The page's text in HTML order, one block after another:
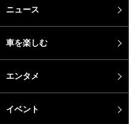
ニュース
車を楽しむ
エンタメ
イベント